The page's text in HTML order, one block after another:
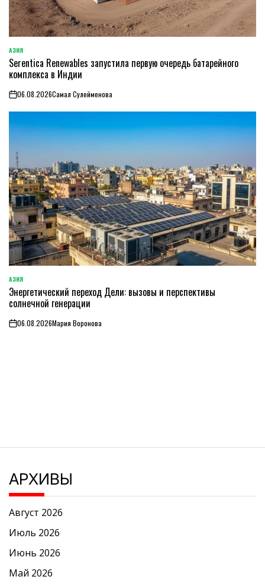
ОПУБЛИКОВАНО
В
АЗИЯ
Serentica Renewables запустила первую очередь батарейного
комплекса в Индии
on06.08.2026Самал Сулейменова
ОПУБЛИКОВАНО
В
АЗИЯ
Энергетический переход Дели: вызовы и перспективы
солнечной генерации
on06.08.2026Мария Воронова
АРХИВЫ
Август 2026
Июль 2026
Июнь 2026
Май 2026